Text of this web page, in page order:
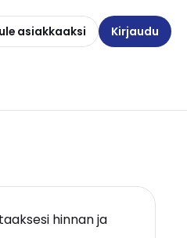
asiakkaaksi Kirjaudu
hinnan ja